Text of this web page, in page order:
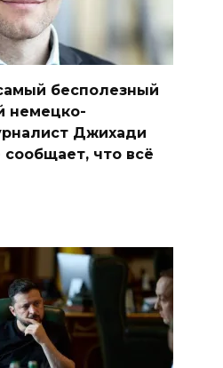
бесполезный
немецко-
Джихади
что всё